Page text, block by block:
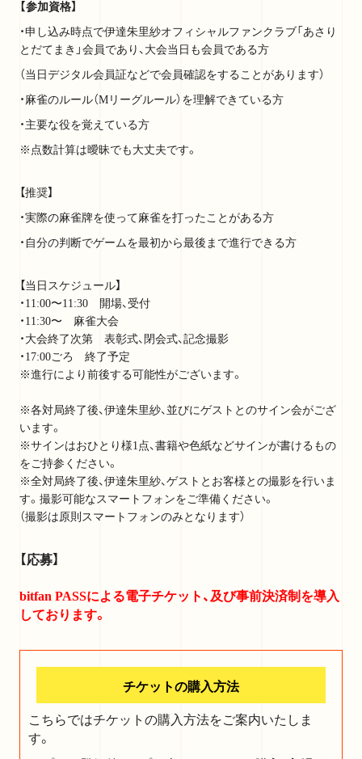
【参加資格】
・申し込み時点で伊達朱里紗オフィシャルファンクラブ「あさり
とだてまき」会員であり、大会当日も会員である方
（当日デジタル会員証などで会員確認をすることがあります）
・麻雀のルール（Mリーグルール）を理解できている方
・主要な役を覚えている方
※点数計算は曖昧でも大丈夫です。
【推奨】
・実際の麻雀牌を使って麻雀を打ったことがある方
・自分の判断でゲームを最初から最後まで進行できる方
【当日スケジュール】
・11:00〜11:30 開場、受付
・11:30〜 麻雀大会
・大会終了次第 表彰式、閉会式、記念撮影
・17:00ごろ 終了予定
※進行により前後する可能性がございます。
※各対局終了後、伊達朱里紗、並びにゲストとのサイン会がござ
います。
※サインはおひとり様1点、書籍や色紙などサインが書けるもの
をご持参ください。
※全対局終了後、伊達朱里紗、ゲストとお客様との撮影を行いま
す。撮影可能なスマートフォンをご準備ください。
（撮影は原則スマートフォンのみとなります）
【応募】
bitfan PASSによる電子チケット、及び事前決済制を導入
しております。
チケットの購入方法
こちらではチケットの購入方法をご案内いたしま
す。